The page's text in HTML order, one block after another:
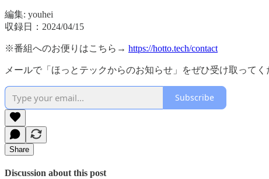
編集: youhei
収録日：2024/04/15
※番組へのお便りはこちら→ https://hotto.tech/contact
メールで「ほっとテックからのお知らせ」をぜひ受け取ってく
Subscribe
Share
Discussion about this post